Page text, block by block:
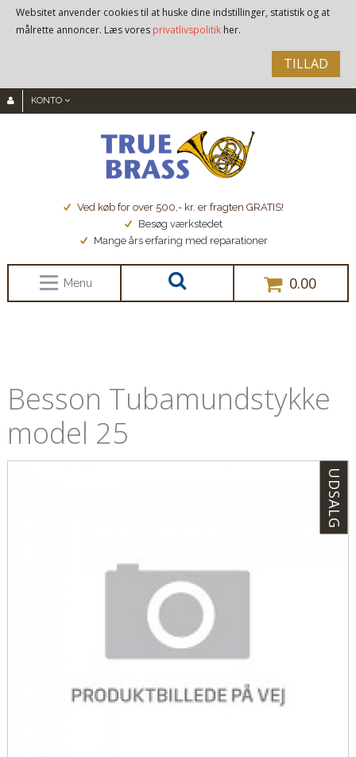
Websitet anvender cookies til at huske dine indstillinger, statistik og at
målrette annoncer. Læs vores privatlivspolitik her.
TILLAD
KONTO
Ved køb for over 500,- kr. er fragten GRATIS!
Besøg værkstedet
Mange års erfaring med reparationer
0.00
Menu
Besson Tubamundstykke
model 25
UDSALG